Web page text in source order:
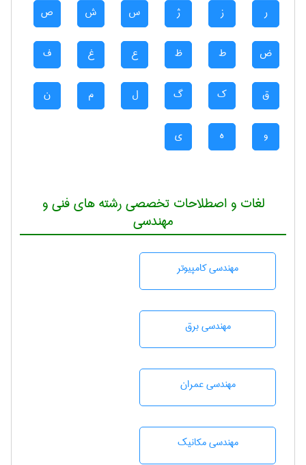
ر ز ژ س ش ص
ض ط ظ ع غ ف
ق ک گ ل م ن
و ه ی
لغات و اصطلاحات تخصصی رشته های فنی و
مهندسی
مهندسی كامپيوتر
مهندسی برق
مهندسی عمران
مهندسی مکانیک